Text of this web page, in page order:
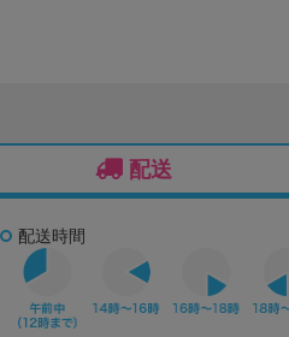
配送
配送時間